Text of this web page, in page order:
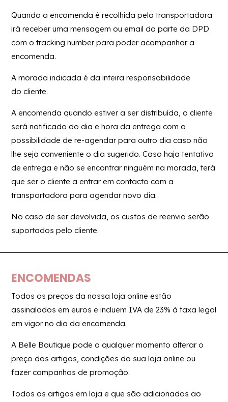
Quando a encomenda é recolhida pela transportadora
irá receber uma mensagem ou email da parte da DPD
com o tracking number para poder acompanhar a
encomenda.
A morada indicada é da inteira responsabilidade
do cliente.
A encomenda quando estiver a ser distribuída, o cliente
será notificado do dia e hora da entrega com a
possibilidade de re-agendar para outro dia caso não
lhe seja conveniente o dia sugerido. Caso haja tentativa
de entrega e não se encontrar ninguém na morada, terá
que ser o cliente a entrar em contacto com a
transportadora para agendar novo dia.
No caso de ser devolvida, os custos de reenvio serão
suportados pelo cliente.
ENCOMENDAS
Todos os preços da nossa loja online estão
assinalados em euros e incluem IVA de 23% à taxa legal
em vigor no dia da encomenda.
A Belle Boutique pode a qualquer momento alterar o
preço dos artigos, condições da sua loja online ou
fazer campanhas de promoção.
Todos os artigos em loja e que são adicionados ao